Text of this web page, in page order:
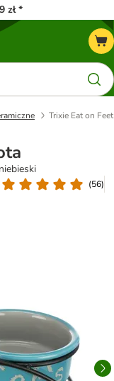
zł *
Trixie Eat on
(56)